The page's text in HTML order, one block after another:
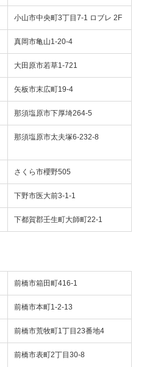
小山市中央町3丁目7-1 ロブレ 2F
真岡市亀山1-20-4
大田原市若草1-721
矢板市末広町19-4
那須塩原市下厚埼264-5
那須塩原市太夫塚6-232-8
さくら市櫻野505
下野市医大前3-1-1
下都賀郡壬生町大師町22-1
前橋市箱田町416-1
前橋市本町1-2-13
前橋市荒牧町1丁目23番地4
前橋市表町2丁目30‐8